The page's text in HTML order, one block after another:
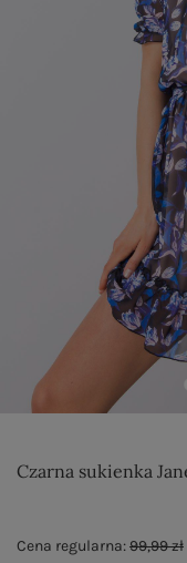
Czarna sukienka
Cena regularna:99,99 zł